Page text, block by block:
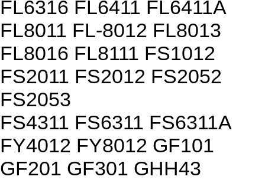
FL6316 FL6411 FL6411A
FL8011 FL-8012 FL8013
FL8016 FL8111 FS1012
FS2011 FS2012 FS2052
FS2053
FS4311 FS6311 FS6311A
FY4012 FY8012 GF101
GF201 GF301 GHH43